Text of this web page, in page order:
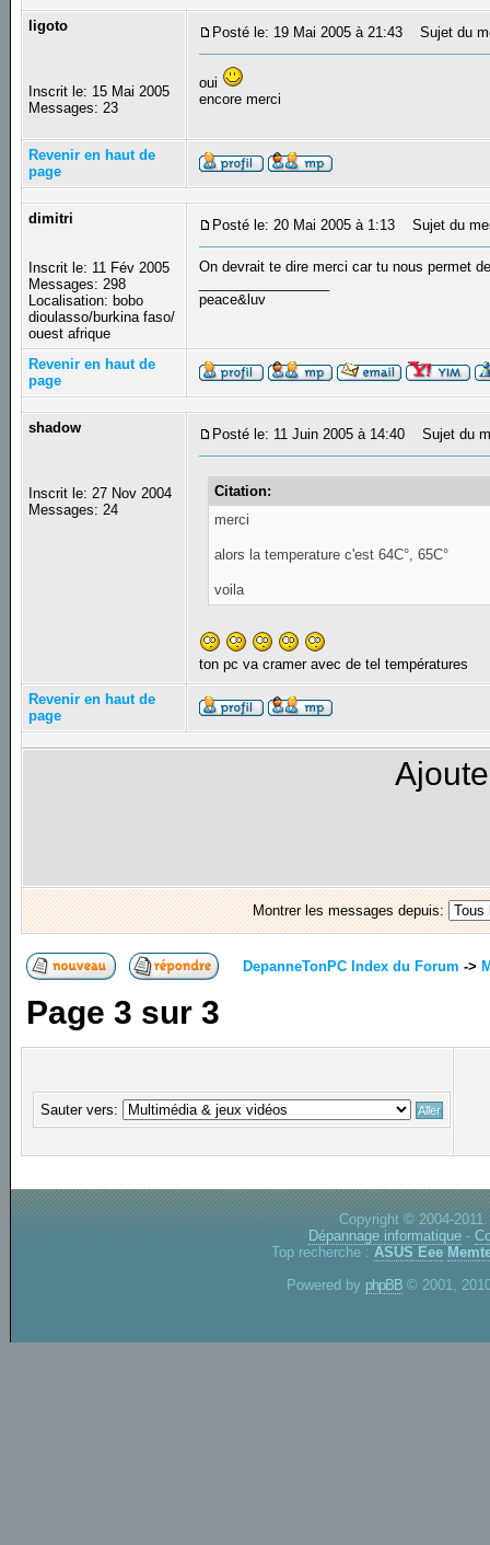
ligoto
Inscrit le: 15 Mai 2005
Messages: 23
Posté le: 19 Mai 2005 à 21:43 Sujet du
oui
encore merci
Revenir en haut de
page
dimitri
Inscrit le: 11 Fév 2005
Messages: 298
Localisation: bobo
dioulasso/burkina faso/
ouest afrique
Posté le: 20 Mai 2005 à 1:13 Sujet du
On devrait te dire merci car tu nous permet
peace&luv
Revenir en haut de
page
shadow
Inscrit le: 27 Nov 2004
Messages: 24
Posté le: 11 Juin 2005 à 14:40 Sujet du
Citation:
merci
alors la temperature c'est 64C°, 65C°
voila
ton pc va cramer avec de tel températures
Revenir en haut de
page
Montrer les messages depuis:
DepanneTonPC Index du Forum ->
Page3 sur3
Sauter vers:
Copyright © 2004-
Dépannage informatique -
Top recherche : ASUS Eee
Powered by phpBB © 2001,